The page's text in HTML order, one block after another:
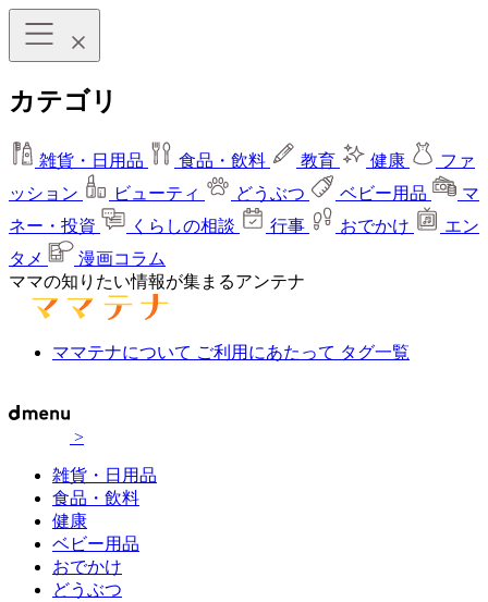
カテゴリ
雑貨・日用品 食品・飲料 教育 健康
ファ
ッション
ビューティ どうぶつ ベビー用品
マ
ネー・投資
くらしの相談 行事 おでかけ
エン
タメ
漫画コラム
ママの知りたい情報が集まるアンテナ
ママテナについて ご利用にあたって タグ一覧
>
雑貨・日用品
食品・飲料
健康
ベビー用品
おでかけ
どうぶつ